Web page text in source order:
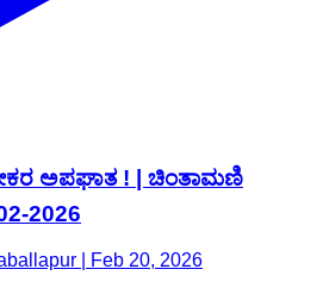
ಅಪಘಾತ ! | ಚಿಂತಾಮಣಿ
2026
| Feb 20, 2026